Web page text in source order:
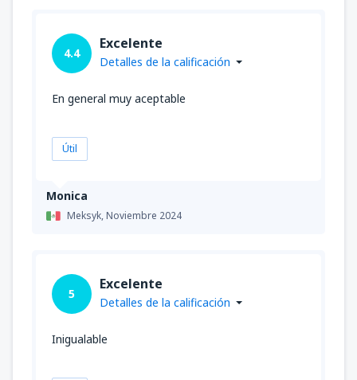
Monica
Meksyk,Noviembre 2024
4.4
Excelente
Detalles de la calificación
En general muy aceptable
Útil
5
Excelente
Detalles de la calificación
Inigualable